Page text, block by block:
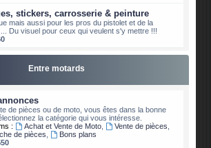
stickers, carrosserie & peinture
mais aussi pour les pros du pistolet et de la
Du visuel pour ceux qui veulent s'y mettre !!!
Entre motards
de pièces ou de moto, vous êtes dans la bonne
la catégorie qui vous intéresse.
:
Achat et Vente de Moto Vente de pièces
de pièces
Bons plans